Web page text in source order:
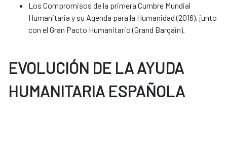
Los Compromisos de la primera Cumbre Mundial
Humanitaria y su Agenda para la Humanidad (2016), junto
con el Gran Pacto Humanitario (Grand Bargain).
EVOLUCIÓN DE LA AYUDA
HUMANITARIA ESPAÑOLA